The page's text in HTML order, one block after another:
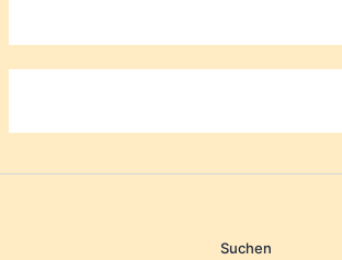
Suchen